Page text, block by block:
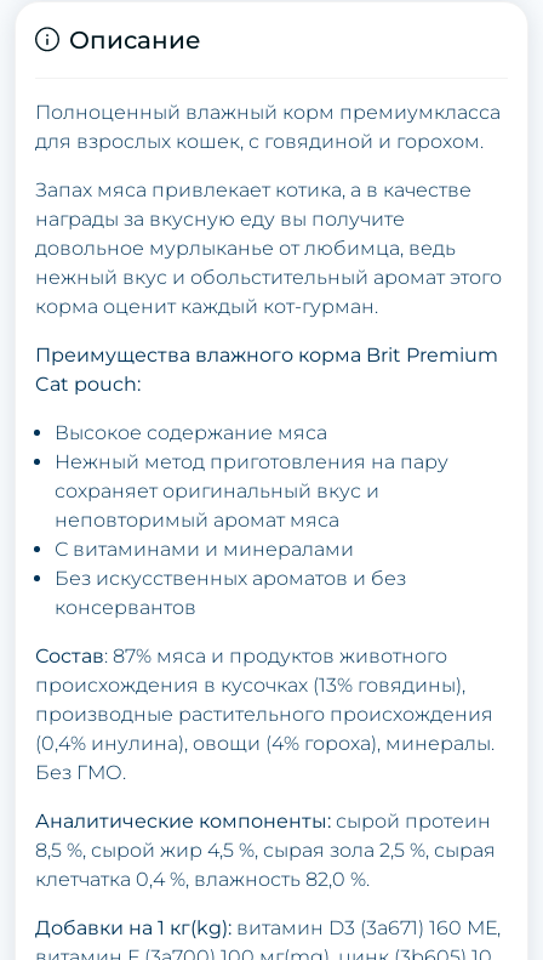
Описание
Полноценный влажный корм премиумкласса
для взрослых кошек, с говядиной и горохом.
Запах мяса привлекает котика, а в качестве
награды за вкусную еду вы получите
довольное мурлыканье от любимца, ведь
нежный вкус и обольстительный аромат этого
корма оценит каждый кот-гурман.
Преимущества влажного корма Brit Premium
Cat pouch:
Высокое содержание мяса
Нежный метод приготовления на пару
сохраняет оригинальный вкус и
неповторимый аромат мяса
С витаминами и минералами
Без искусственных ароматов и без
консервантов
Состав: 87% мяса и продуктов животного
происхождения в кусочках (13% говядины),
производные растительного происхождения
(0,4% инулина), овощи (4% гороха), минералы.
Без ГМО.
Аналитические компоненты: сырой протеин
8,5 %, сырой жир 4,5 %, сырая зола 2,5 %, сырая
клетчатка 0,4 %, влажность 82,0 %.
Добавки на 1 кг(kg): витамин D3 (3a671) 160 МЕ,